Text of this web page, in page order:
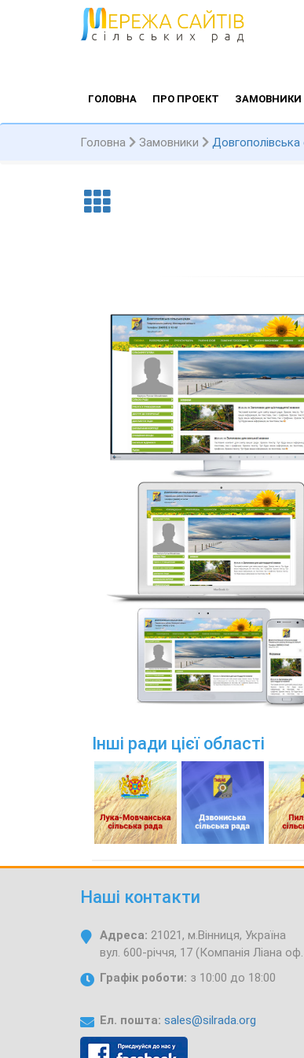
ГОЛОВНА ПРО ПРОЕКТ ЗАМОВНИКИ
Головна Замовники Довгополівська
Інші ради цієї області
Наші контакти
Адреса: 21021, м.Вінниця, Україна
вул. 600-річчя, 17 (Компанія Ліана
Графік роботи: з 10:00 до 18:00
Ел. пошта: sales@silrada.org